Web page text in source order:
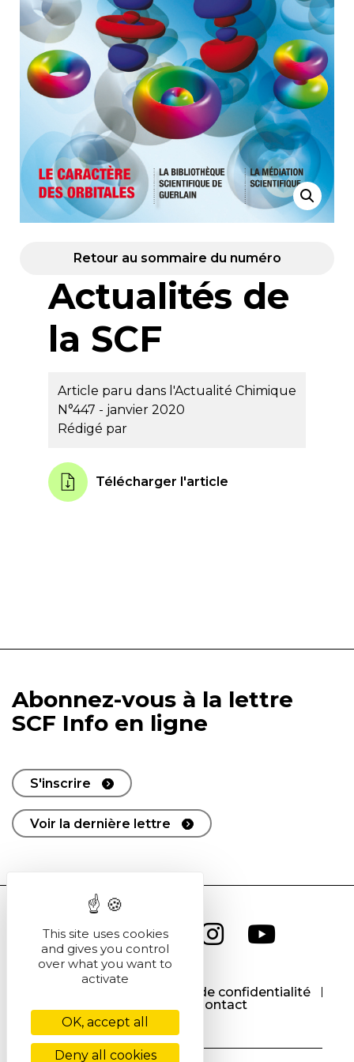
Retour au sommaire du numéro
Actualités de
la SCF
Article paru dans l'Actualité Chimique
N°447 - janvier 2020
Rédigé par
Télécharger l'article
Abonnez-vous à la lettre
SCF Info en ligne
S'inscrire
Voir la dernière lettre
Politique de confidentialité
Contact
This site uses cookies
and gives you control
over what you want to
activate
OK, accept all
Deny all cookies